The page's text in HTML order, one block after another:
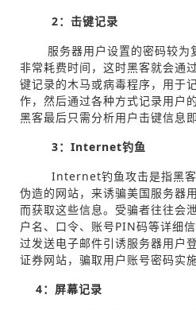
2：击键记录
服务器用户设置的密码较为
非常耗费时间，这时黑客就会通
键记录的木马或病毒程序，用于
作，然后通过各种方式记录用户
黑客最后只需分析用户击键信息
3：Internet钓鱼
Internet钓鱼攻击是指黑
伪造的网站，来诱骗美国服务器
而获取这些信息。受骗者往往会
户名、口令、账号PIN码等详细
过发送电子邮件引诱服务器用户
证券网站，骗取用户账号密码实施
4：屏幕记录